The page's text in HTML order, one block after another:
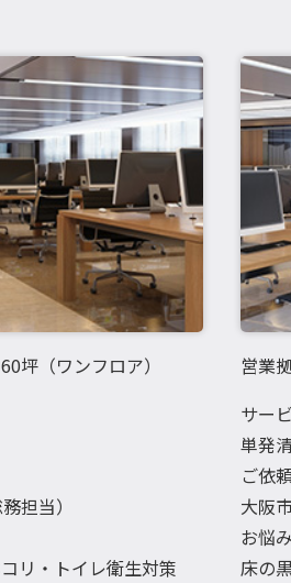
坪（ワンフロア）
担当）
リ・トイレ衛生対策
営業
サー
単発
ご依
大阪
お悩
床の